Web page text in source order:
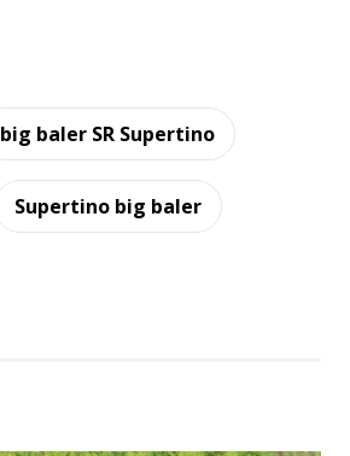
big baler SR Supertino
Supertino big baler